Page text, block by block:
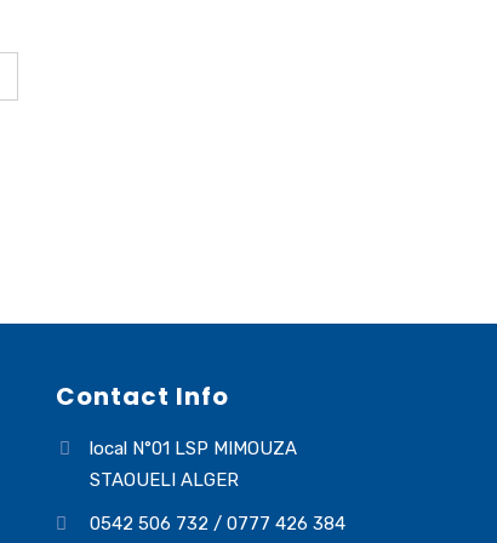
Contact Info
local N°01 LSP MIMOUZA
STAOUELI ALGER
0542 506 732 / 0777 426 384